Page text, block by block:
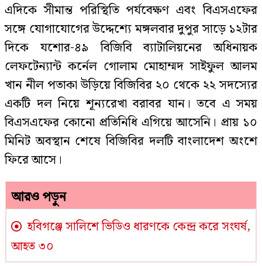
এদিকে সীমান্ত পরিস্থিতি পর্যবেক্ষণ এবং বিএসএফের
সঙ্গে যোগাযোগের উদ্দেশ্যে মঙ্গলবার দুপুর সাড়ে ১২টার
দিকে যশোর-৪৯ বিজিবি ব্যাটালিয়নের অধিনায়ক
লেফটেন্যান্ট কর্নেল গোলাম মোহাম্মদ সাইফুল আলম
খান নীল পতাকা উড়িয়ে বিজিবির ২০ থেকে ২২ সদস্যের
একটি দল নিয়ে শূন্যরেখা বরাবর যান। তবে এ সময়
বিএসএফের কোনো প্রতিনিধি এগিয়ে আসেনি। প্রায় ১০
মিনিট অবস্থান শেষে বিজিবির দলটি বাংলাদেশ অংশে
ফিরে আসে।
আরও পড়ুন
হবিগঞ্জে সালিশে ভিডিও ধারণকে কেন্দ্র করে সংঘর্ষ,
আহত ৩০